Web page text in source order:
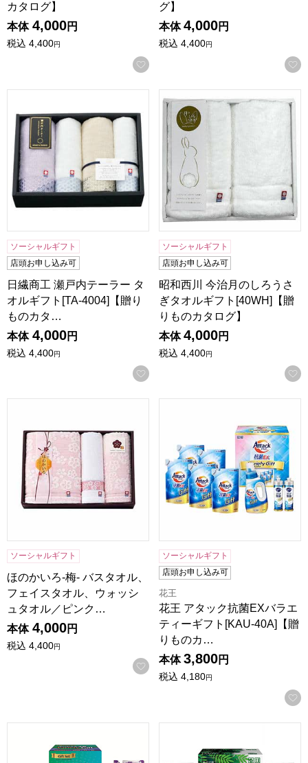
カタログ】
本体 4,000円
税込 4,400円
お気に入りに登録する
グ】
本体 4,000円
税込 4,400円
日繊商工 瀬戸内テーラー タオルギフト[TA-4004]【贈りもの
ソーシャルギフト
店頭お申し込み可
日繊商工 瀬戸内テーラー タ
オルギフト[TA-4004]【贈り
ものカタ…
本体 4,000円
税込 4,400円
お気に入りに登録する
昭和西川 今治月のしろうさ
ソーシャルギフト
店頭お申し込み可
昭和西川 今治月のしろうさ
ぎタオルギフト[40WH]【贈
りものカタログ】
本体 4,000円
税込 4,400円
ソーシャルギフト
ほのかいろ-梅- バスタオル、
フェイスタオル、ウォッシ
ュタオル／ピンク…
本体 4,000円
税込 4,400円
お気に入りに登録する
ソーシャルギフト
店頭お申し込み可
花王
花王 アタック抗菌EXバラエ
ティーギフト[KAU-40A]【贈
りものカ…
本体 3,800円
税込 4,180円